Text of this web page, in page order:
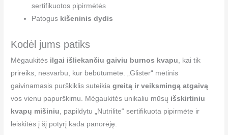
sertifikuotos pipirmėtės
Patogus kišeninis dydis
Kodėl jums patiks
Mėgaukitės ilgai išliekančiu gaiviu burnos kvapu, kai tik
prireiks, nesvarbu, kur bebūtumėte. „Glister“ mėtinis
gaivinamasis purškiklis suteikiagreitą ir veiksmingą atgaivą
vos vienu papurškimu. Mėgaukitės unikaliu mūsų išskirtiniu
kvapų mišiniu, papildytu „Nutrilite“ sertifikuota pipirmėte ir
leiskitės į šį potyrį kada panorėję.